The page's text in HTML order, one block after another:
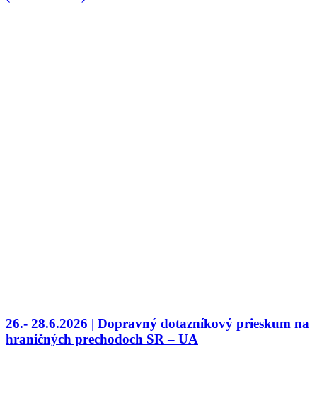
26.- 28.6.2026 | Dopravný dotazníkový prieskum na
hraničných prechodoch SR – UA